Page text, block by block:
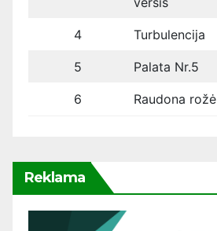
4 Turbulencija
5 Palata Nr.5
6 Raudona rožė
Reklama